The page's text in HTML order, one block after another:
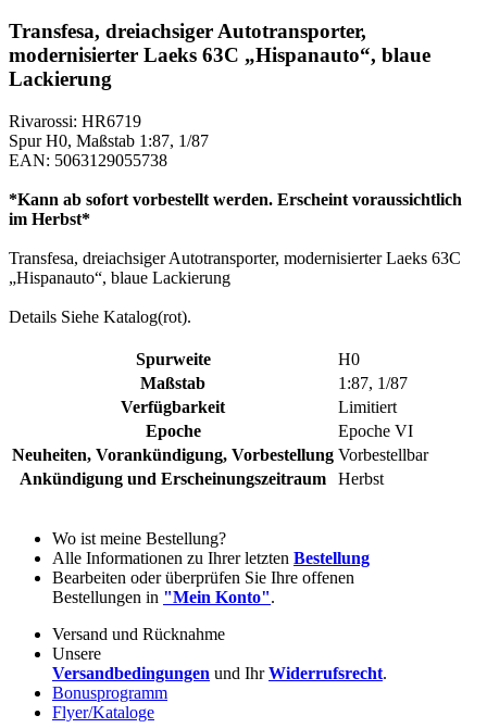
Transfesa, dreiachsiger Autotransporter,
modernisierter Laeks 63C „Hispanauto“, blaue
Lackierung
Rivarossi: HR6719
Spur H0, Maßstab 1:87, 1/87
EAN: 5063129055738
*Kann ab sofort vorbestellt werden. Erscheint voraussichtlich
im Herbst*
Transfesa, dreiachsiger Autotransporter, modernisierter Laeks 63C
„Hispanauto“, blaue Lackierung
Details Siehe Katalog(rot).
Spurweite
H0
Maßstab
1:87, 1/87
Verfügbarkeit
Limitiert
Epoche
Epoche VI
Neuheiten, Vorankündigung, Vorbestellung Vorbestellbar
Ankündigung und Erscheinungszeitraum
Herbst
Wo ist meine Bestellung?
Alle Informationen zu Ihrer letzten Bestellung
Bearbeiten oder überprüfen Sie Ihre offenen
Bestellungen in "Mein Konto".
Versand und Rücknahme
Unsere
Versandbedingungen und IhrWiderrufsrecht.
Bonusprogramm
Flyer/Kataloge